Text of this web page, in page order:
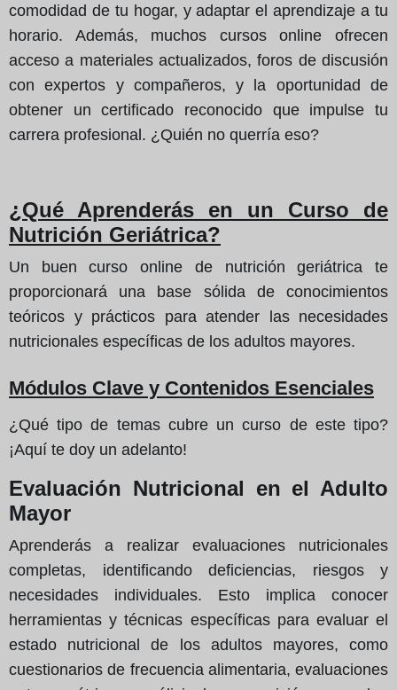
comodidad de tu hogar, y adaptar el aprendizaje a tu
horario. Además, muchos cursos online ofrecen
acceso a materiales actualizados, foros de discusión
con expertos y compañeros, y la oportunidad de
obtener un certificado reconocido que impulse tu
carrera profesional. ¿Quién no querría eso?
¿Qué Aprenderás en un Curso de
Nutrición Geriátrica?
Un buen curso online de nutrición geriátrica te
proporcionará una base sólida de conocimientos
teóricos y prácticos para atender las necesidades
nutricionales específicas de los adultos mayores.
Módulos Clave y Contenidos Esenciales
¿Qué tipo de temas cubre un curso de este tipo?
¡Aquí te doy un adelanto!
Evaluación Nutricional en el Adulto
Mayor
Aprenderás a realizar evaluaciones nutricionales
completas, identificando deficiencias, riesgos y
necesidades individuales. Esto implica conocer
herramientas y técnicas específicas para evaluar el
estado nutricional de los adultos mayores, como
cuestionarios de frecuencia alimentaria, evaluaciones